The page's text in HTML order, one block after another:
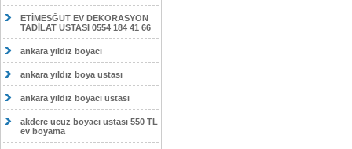
ETİMESĞUT EV DEKORASYON
TADİLAT USTASI 0554 184 41 66
ankara yıldız boyacı
ankara yıldız boya ustası
ankara yıldız boyacı ustası
akdere ucuz boyacı ustası 550 TL
ev boyama